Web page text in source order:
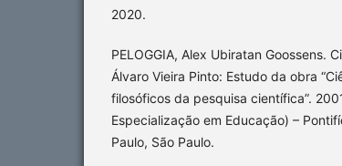
2020.
PELOGGIA, Alex Ubiratan Goossens.
Álvaro Vieira Pinto: Estudo da obra
filosóficos da pesquisa científica”.
Especialização em Educação) –
Paulo, São Paulo.